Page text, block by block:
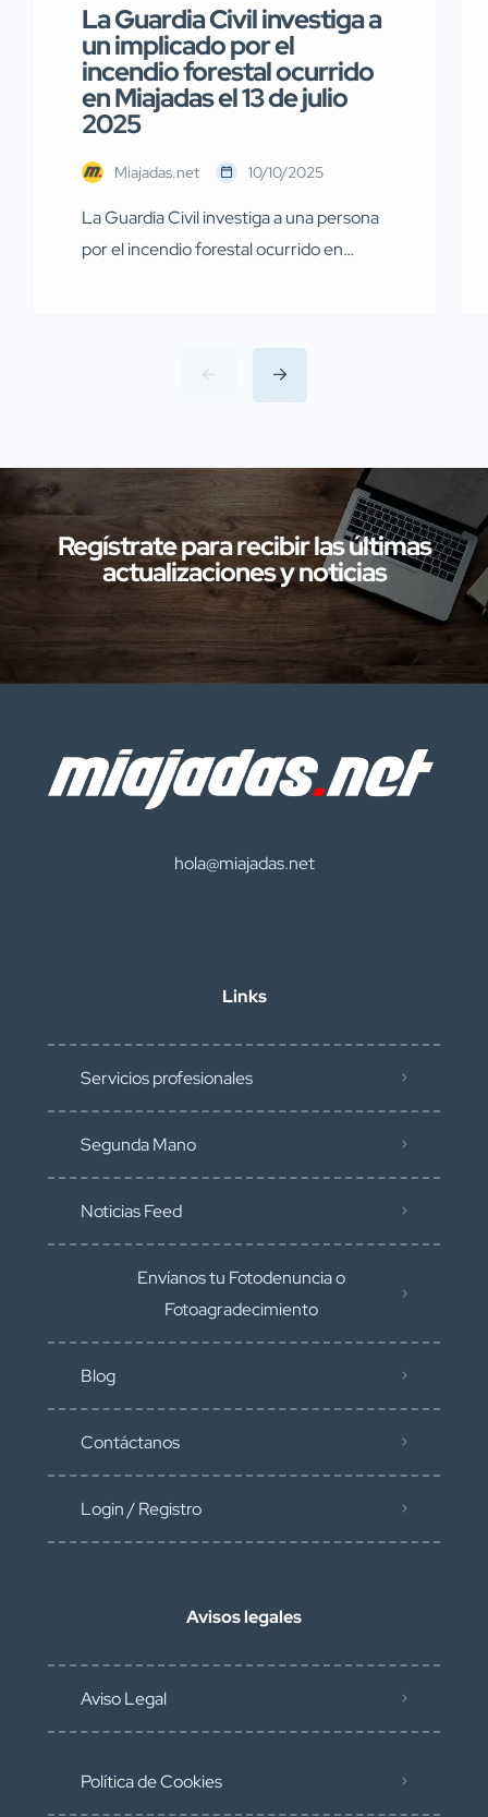
La Guardia Civil investiga a
un implicado por el
incendio forestal ocurrido
en Miajadas el 13 de julio
2025
Miajadas.net 10/10/2025
La Guardia Civil investiga a una persona
por el incendio forestal ocurrido en
Servicio de Protección de la Naturaleza
(SEPRONA) de la Comandancia de
Cáceres han llevado a cabo
de la provincia de Cáceres relacionadas
con presuntos delitos […]
Regístrate para recibir las últimas
actualizaciones y noticias
hola@miajadas.net
Links
Servicios profesionales
Segunda Mano
Noticias Feed
Envíanos tu Fotodenuncia o
Fotoagradecimiento
Blog
Contáctanos
Login / Registro
Avisos legales
Aviso Legal
Política de Cookies